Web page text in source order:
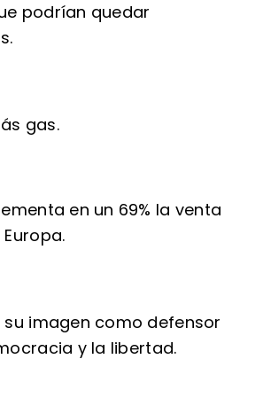
podrían quedar
gas.
en un 69% la venta
su imagen como defensor
y la libertad.